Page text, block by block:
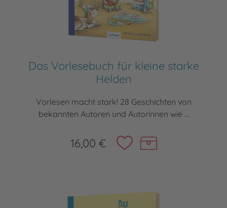
Das Vorlesebuch für kleine starke
Helden
Vorlesen macht stark! 28 Geschichten von
bekannten Autoren und Autorinnen wie ...
16,00 €